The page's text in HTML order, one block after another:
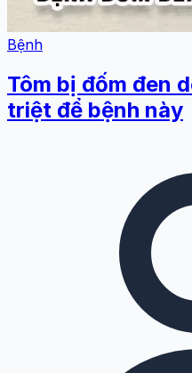
Bệnh
Tôm bị đốm đen
triệt để bệnh này